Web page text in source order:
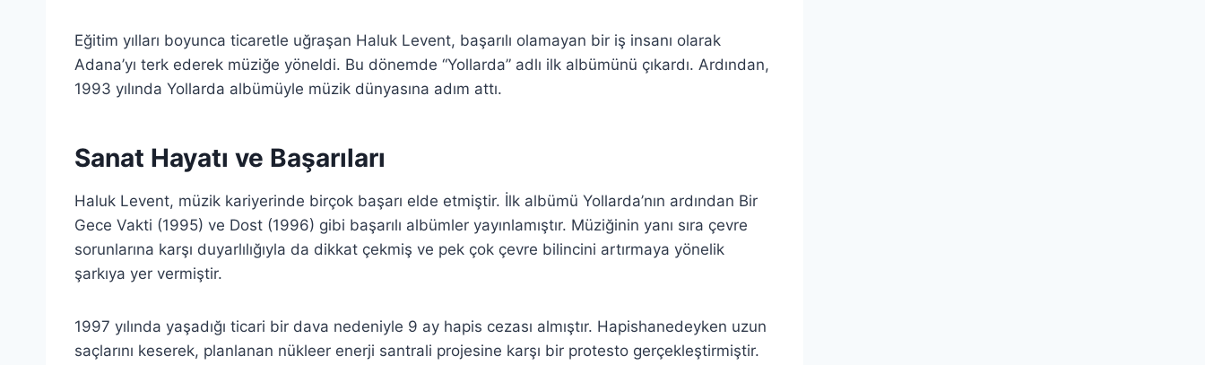
Eğitim yılları boyunca ticaretle uğraşan Haluk Levent, başarılı olamayan bir iş insanı olarak
Adana’yı terk ederek müziğe yöneldi. Bu dönemde “Yollarda” adlı ilk albümünü çıkardı. Ardından,
1993 yılında Yollarda albümüyle müzik dünyasına adım attı.
Sanat Hayatı ve Başarıları
Haluk Levent, müzik kariyerinde birçok başarı elde etmiştir. İlk albümü Yollarda’nın ardından Bir
Gece Vakti (1995) ve Dost (1996) gibi başarılı albümler yayınlamıştır. Müziğinin yanı sıra çevre
sorunlarına karşı duyarlılığıyla da dikkat çekmiş ve pek çok çevre bilincini artırmaya yönelik
şarkıya yer vermiştir.
1997 yılında yaşadığı ticari bir dava nedeniyle 9 ay hapis cezası almıştır. Hapishanedeyken uzun
saçlarını keserek, planlanan nükleer enerji santrali projesine karşı bir protesto gerçekleştirmiştir.